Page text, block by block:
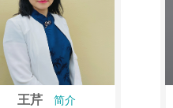
王芹 简介